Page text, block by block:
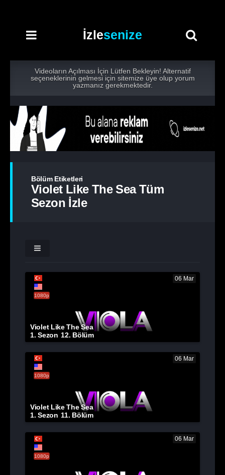
İzlesenize
Videoların Açılması İçin Lütfen Bekleyin! Alternatif
seçeneklerinin gelmesi için sitemize üye olup yorum
yazmanız gerekmektedir.
Bölüm Etiketleri
Violet Like The Sea Tüm
Sezon İzle
1080p
06 Mar
Violet Like The Sea
1. Sezon 12. Bölüm
1080p
06 Mar
Violet Like The Sea
1. Sezon 11. Bölüm
1080p
06 Mar